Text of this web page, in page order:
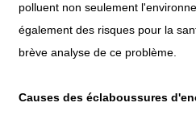
polluent non seulement
également des risques pour la
brève analyse de ce problème.
Causes des éclaboussures